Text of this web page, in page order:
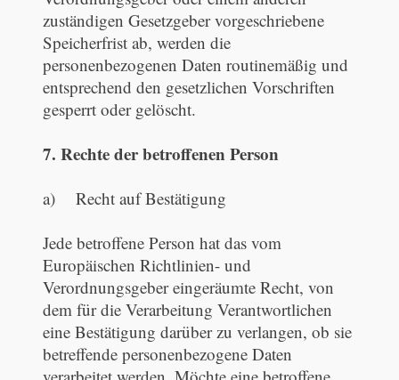
zuständigen Gesetzgeber vorgeschriebene
Speicherfrist ab, werden die
personenbezogenen Daten routinemäßig und
entsprechend den gesetzlichen Vorschriften
gesperrt oder gelöscht.
7. Rechte der betroffenen Person
a) Recht auf Bestätigung
Jede betroffene Person hat das vom
Europäischen Richtlinien- und
Verordnungsgeber eingeräumte Recht, von
dem für die Verarbeitung Verantwortlichen
eine Bestätigung darüber zu verlangen, ob sie
betreffende personenbezogene Daten